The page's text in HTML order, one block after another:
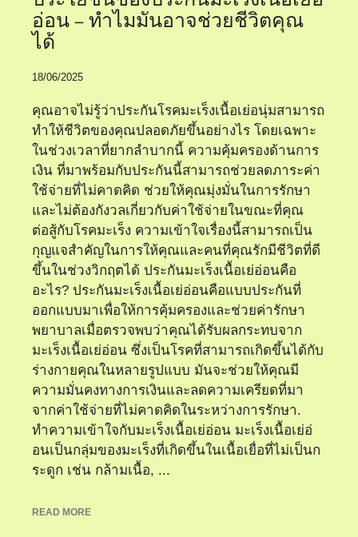
อ่อน – ทำไมมันอาจช่วยชีวิตคุณ
ได้
18/06/2025
คุณอาจไม่รู้ว่าประกันโรคมะเร็งเนื้อเย่อนุ่มสามารถ
ทำให้ชีวิตของคุณปลอดภัยขึ้นอย่างไร โดยเฉพาะ
ในช่วงเวลาที่ยากลำบากนี้ ความคุ้มครองด้านการ
เงิน ที่มาพร้อมกับประกันนี้สามารถช่วยลดภาระค่า
ใช้จ่ายที่ไม่คาดคิด ช่วยให้คุณมุ่งมั่นในการรักษา
และไม่ต้องกังวลเกี่ยวกับค่าใช้จ่ายในขณะที่คุณ
ต่อสู้กับโรคมะเร็ง ความเข้าใจเรื่องนี้สามารถเป็น
กุญแจสำคัญในการให้คุณและคนที่คุณรักมีชีวิตที่ดี
ขึ้นในช่วงวิกฤตได้ ประกันมะเร็งเนื้อเย่อ่อนคือ
อะไร? ประกันมะเร็งเนื้อเย่อ่อนคือแบบประกันที่
ออกแบบมาเพื่อให้การคุ้มครองและช่วยค่ารักษา
พยาบาลเมื่อตรวจพบว่าคุณได้รับผลกระทบจาก
มะเร็งเนื้อเย่อ่อน ซึ่งเป็นโรคที่สามารถเกิดขึ้นได้กับ
ร่างกายคุณในหลายรูปแบบ มันจะช่วยให้คุณมี
ความมั่นคงทางการเงินและลดความเครียดที่มา
จากค่าใช้จ่ายที่ไม่คาดคิดในระหว่างการรักษา.
ทำความเข้าใจกับมะเร็งเนื้อเย่อ่อน มะเร็งเนื้อเย่อ่
อนเป็นกลุ่มของมะเร็งที่เกิดขึ้นในเนื้อเยื่อที่ไม่เป็นก
ระดูก เช่น กล้ามเนื้อ, ...
READ MORE